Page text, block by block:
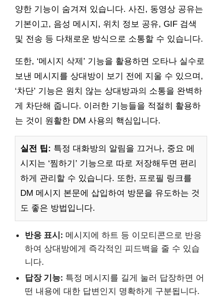
양한 기능이 숨겨져 있습니다. 사진, 동영상 공유는
기본이고, 음성 메시지, 위치 정보 공유, GIF 검색
및 전송 등 다채로운 방식으로 소통할 수 있습니다.
또한, ‘메시지 삭제’ 기능을 활용하면 오타나 실수로
보낸 메시지를 상대방이 보기 전에 지울 수 있으며,
‘차단’ 기능은 원치 않는 상대방과의 소통을 완벽하
게 차단해 줍니다. 이러한 기능들을 적절히 활용하
는 것이 원활한 DM 사용의 핵심입니다.
실전 팁: 특정 대화방의 알림을 끄거나, 중요 메
시지는 ‘찜하기’ 기능으로 따로 저장해두면 편리
하게 관리할 수 있습니다. 또한, 프로필 링크를
DM 메시지 본문에 삽입하여 방문을 유도하는 것
도 좋은 방법입니다.
반응 표시: 메시지에 하트 등 이모티콘으로 반응
하여 상대방에게 즉각적인 피드백을 줄 수 있습
니다.
답장 기능: 특정 메시지를 길게 눌러 답장하면 어
떤 내용에 대한 답변인지 명확하게 구분됩니다.